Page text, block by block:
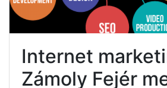
Internet
Zámoly Fejér